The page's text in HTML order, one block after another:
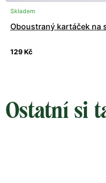
Skladem
Oboustraný kartáček na
129 Kč
Ostatní si